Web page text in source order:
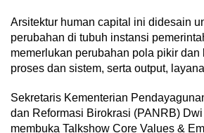
Arsitektur human capital ini didesain
perubahan di tubuh instansi
memerlukan perubahan pola pikir dan
proses dan sistem, serta output,
Sekretaris Kementerian
dan Reformasi Birokrasi (PANRB)
membuka Talkshow Core Values &